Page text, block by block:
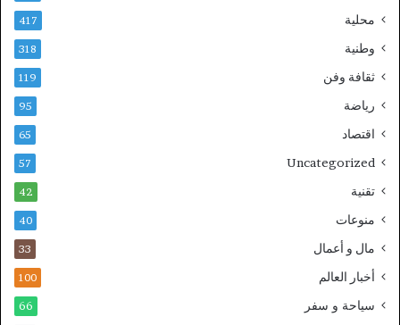
محلية 417
وطنية 318
ثقافة وفن 119
رياضة 95
اقتصاد 65
Uncategorized
57
تقنية 42
منوعات 40
مال و أعمال 33
أخبار العالم 100
سياحة و سفر 66